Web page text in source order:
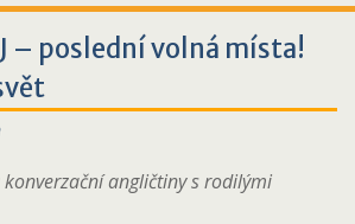
– poslední volná místa!
angličtiny s rodilými